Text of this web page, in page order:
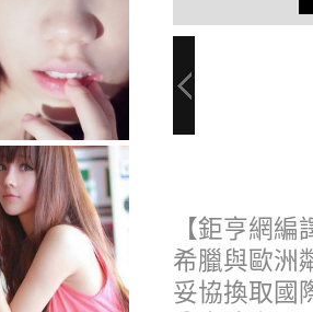
【鉅亨網
希臘與歐洲
妥協換取國